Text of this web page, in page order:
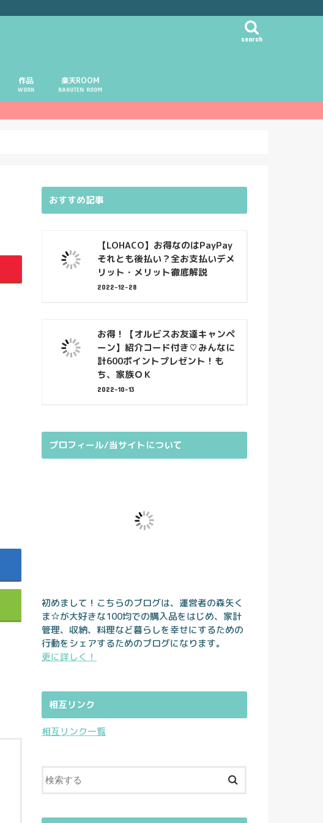
search
作品
WORK
楽天ROOM
RAKUTEN ROOM
おすすめ記事
【LOHACO】お得なのはPayPay
それとも後払い？全お支払いデメ
リット・メリット徹底解説
2022-12-28
お得！【オルビスお友達キャンペ
ーン】紹介コード付き♡みんなに
計600ポイントプレゼント！も
ち、家族ＯＫ
2022-10-13
プロフィール/当サイトについて
初めまして！こちらのブログは、運営者の森矢く
ま☆が大好きな100均での購入品をはじめ、家計
管理、収納、料理など暮らしを幸せにするための
行動をシェアするためのブログになります。
更に詳しく！
相互リンク
相互リンク一覧